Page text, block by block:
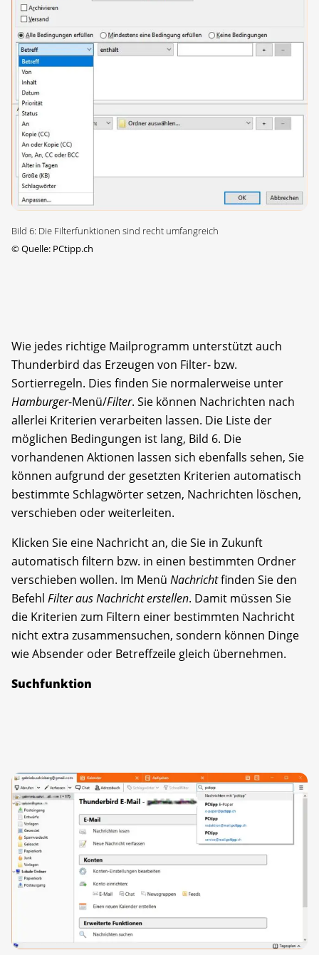
Bild 6: Die Filterfunktionen sind recht umfangreich
©Quelle: PCtipp.ch
Wie jedes richtige Mailprogramm unterstützt auch
Thunderbird das Erzeugen von Filter- bzw.
Sortierregeln. Dies finden Sie normalerweise unter
Hamburger-Menü/Filter. Sie können Nachrichten nach
allerlei Kriterien verarbeiten lassen. Die Liste der
möglichen Bedingungen ist lang, Bild 6. Die
vorhandenen Aktionen lassen sich ebenfalls sehen, Sie
können aufgrund der gesetzten Kriterien automatisch
bestimmte Schlagwörter setzen, Nachrichten löschen,
verschieben oder weiterleiten.
Klicken Sie eine Nachricht an, die Sie in Zukunft
automatisch filtern bzw. in einen bestimmten Ordner
verschieben wollen. Im Menü Nachrichtfinden Sie den
Befehl Filter aus Nachricht erstellen. Damit müssen Sie
die Kriterien zum Filtern einer bestimmten Nachricht
nicht extra zusammensuchen, sondern können Dinge
wie Absender oder Betreffzeile gleich übernehmen.
Suchfunktion